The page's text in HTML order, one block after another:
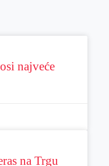
najveće
na Trgu